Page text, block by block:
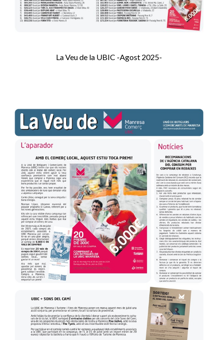
La Veu de la UBIC -Agost 2025-